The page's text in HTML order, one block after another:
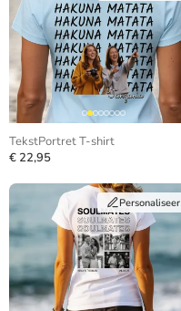
TekstPortret T-shirt
€ 22,95
Personaliseer